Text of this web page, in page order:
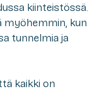
kiinteistössä.
kun
tunnelmia ja
kaikki on